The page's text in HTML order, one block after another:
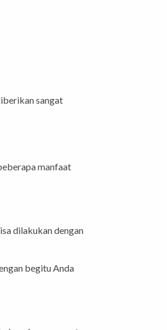
sangat
manfaat
dilakukan dengan
begitu Anda